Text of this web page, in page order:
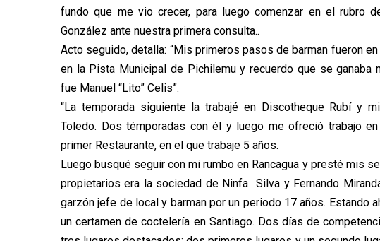
fundo que me vio crecer, para luego comenzar en el rubro
González ante nuestra primera consulta..
Acto seguido, detalla: “Mis primeros pasos de barman fueron
en la Pista Municipal de Pichilemu y recuerdo que se ganaba
fue Manuel “Lito” Celis”.
“La temporada siguiente la trabajé en Discotheque Rubí y
Toledo. Dos témporadas con él y luego me ofreció trabajo
primer Restaurante, en el que trabaje 5 años.
Luego busqué seguir con mi rumbo en Rancagua y presté mis
propietarios era la sociedad de Ninfa Silva y Fernando
garzón jefe de local y barman por un periodo 17 años. Estando
un certamen de coctelería en Santiago. Dos días de